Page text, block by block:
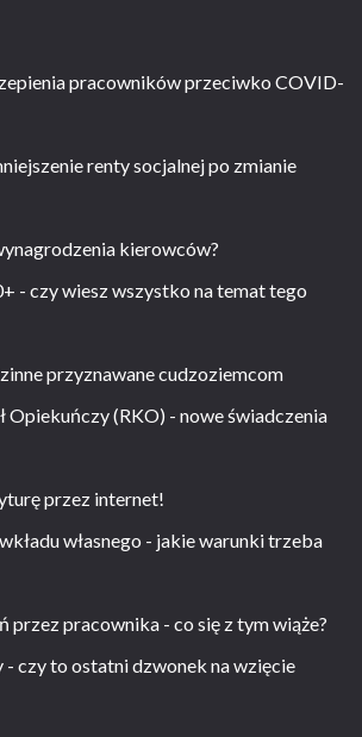
pracowników przeciwko COVID-
renty socjalnej po zmianie
kierowców?
- czy wiesz wszystko na temat tego
przyznawane cudzoziemcom
Opiekuńczy (RKO) - nowe świadczenia
przez internet!
własnego - jakie warunki trzeba
przez pracownika - co się z tym wiąże?
- czy to ostatni dzwonek na wzięcie